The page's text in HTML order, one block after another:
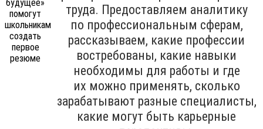
труда. Предоставляем аналитику
по профессиональным сферам,
рассказываем, какие профессии
востребованы, какие навыки
необходимы для работы и где
их можно применять, сколько
зарабатывают разные специалисты,
какие могут быть карьерные